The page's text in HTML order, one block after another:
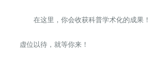
在这里，你会收获科普学术化的成果！
虚位以待，就等你来！